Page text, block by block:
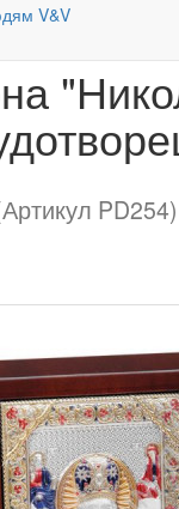
бренды Икона
PD254)